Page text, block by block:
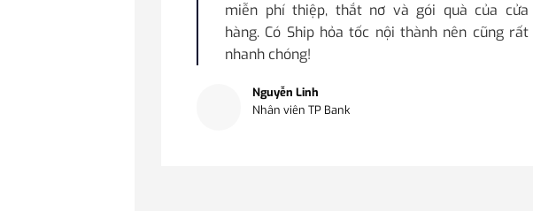
miễn phí thiệp, thắt nơ và gói quà của cửa
hàng. Có Ship hỏa tốc nội thành nên cũng rất
nhanh chóng!
Nguyễn Linh
Nhân viên TP Bank